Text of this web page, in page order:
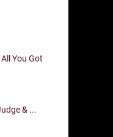
You Got
& ...